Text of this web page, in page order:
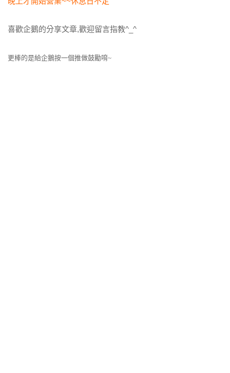
喜歡企鵝的分享文章,歡迎留言指教^_^
更棒的是給企鵝按一個推做鼓勵唷~